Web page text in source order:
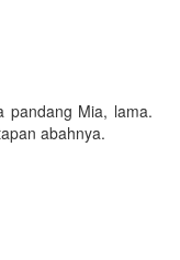
pandang Mia, lama.
abahnya.